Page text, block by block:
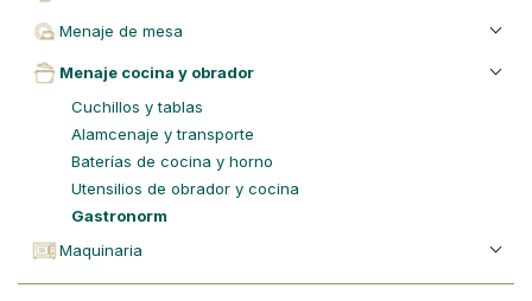
menaje de mesa
menaje cocina y obrador
cuchillos y tablas
alamcenaje y transporte
baterías de cocina y horno
utensilios de obrador y cocina
gastronorm
maquinaria